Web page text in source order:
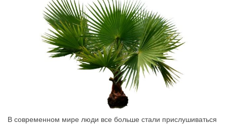
В современном мире люди все больше стали прислушиваться